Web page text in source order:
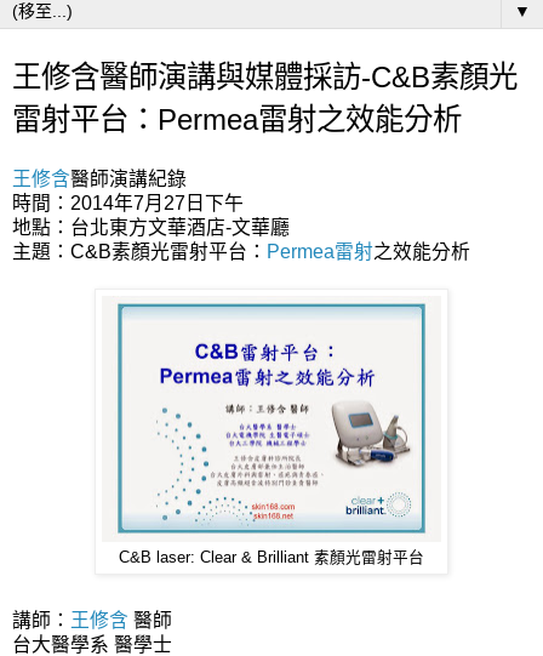
▼
王修含醫師演講與媒體採訪-C&B素顏光
雷射平台：Permea雷射之效能分析
王修含醫師演講紀錄
時間：2014年7月27日下午
地點：台北東方文華酒店-文華廳
主題：C&B素顏光雷射平台： Permea雷射之效能分析
C&B laser: Clear & Brilliant 素顏光雷射平台
講師： 王修含 醫師
台大醫學系 醫學士